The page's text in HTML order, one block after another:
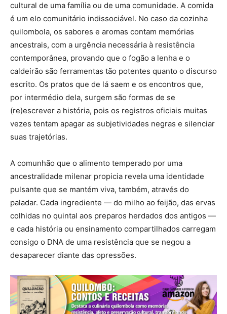
cultural de uma família ou de uma comunidade. A comida
é um elo comunitário indissociável. No caso da cozinha
quilombola, os sabores e aromas contam memórias
ancestrais, com a urgência necessária à resistência
contemporânea, provando que o fogão a lenha e o
caldeirão são ferramentas tão potentes quanto o discurso
escrito. Os pratos que de lá saem e os encontros que,
por intermédio dela, surgem são formas de se
(re)escrever a história, pois os registros oficiais muitas
vezes tentam apagar as subjetividades negras e silenciar
suas trajetórias.
A comunhão que o alimento temperado por uma
ancestralidade milenar propicia revela uma identidade
pulsante que se mantém viva, também, através do
paladar. Cada ingrediente — do milho ao feijão, das ervas
colhidas no quintal aos preparos herdados dos antigos —
e cada história ou ensinamento compartilhados carregam
consigo o DNA de uma resistência que se negou a
desaparecer diante das opressões.